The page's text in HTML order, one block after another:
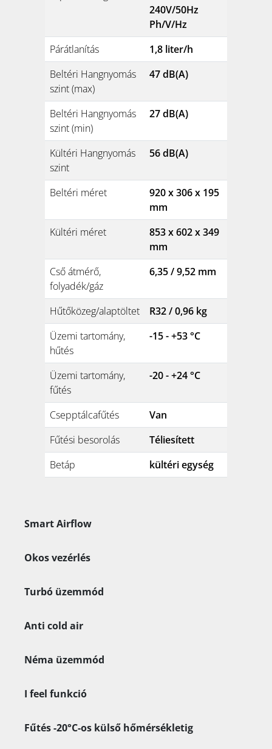
240V/50Hz
Ph/V/Hz
Párátlanítás
1,8 liter/h
Beltéri Hangnyomás
szint (max)
47 dB(A)
Beltéri Hangnyomás
szint (min)
27 dB(A)
Kültéri Hangnyomás
szint
56 dB(A)
Beltéri méret
920 x 306 x 195
mm
Kültéri méret
853 x 602 x 349
mm
Cső átmérő,
folyadék/gáz
6,35 / 9,52 mm
Hűtőközeg/alaptöltet
R32 / 0,96 kg
Üzemi tartomány,
hűtés
-15 - +53 °C
Üzemi tartomány,
fűtés
-20 - +24 °C
Csepptálcafűtés
Van
Fűtési besorolás
Téliesített
Betáp
kültéri egység
Smart Airflow
Okos vezérlés
Turbó üzemmód
Anti cold air
Néma üzemmód
I feel funkció
Fűtés -20°C-os külső hőmérsékletig